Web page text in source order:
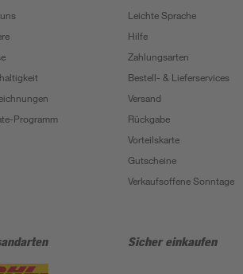
Programm
Leichte Sprache
Hilfe
Zahlungsarten
Bestell- & Lieferservices
Versand
Rückgabe
Vorteilskarte
Gutscheine
Verkaufsoffene Sonntage
Sicher einkaufen